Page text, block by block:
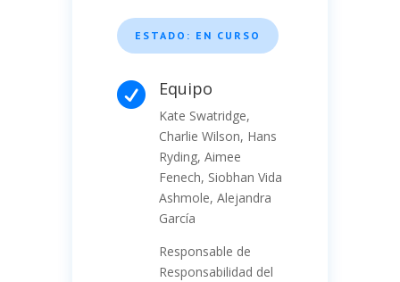
ESTADO: EN CURSO
 Equipo
Kate Swatridge,
Charlie Wilson, Hans
Ryding, Aimee
Fenech, Siobhan Vida
Ashmole, Alejandra
García
Responsable de
Responsabilidad del